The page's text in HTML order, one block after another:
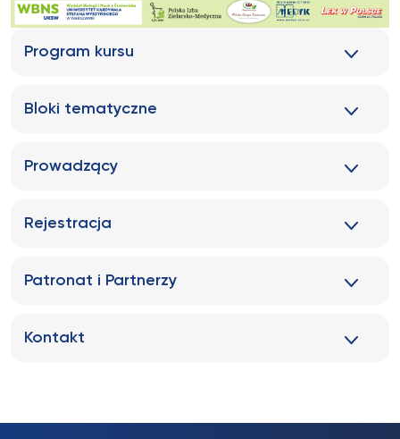
Program kursu
Bloki tematyczne
Prowadzący
Rejestracja
Patronat i Partnerzy
Kontakt